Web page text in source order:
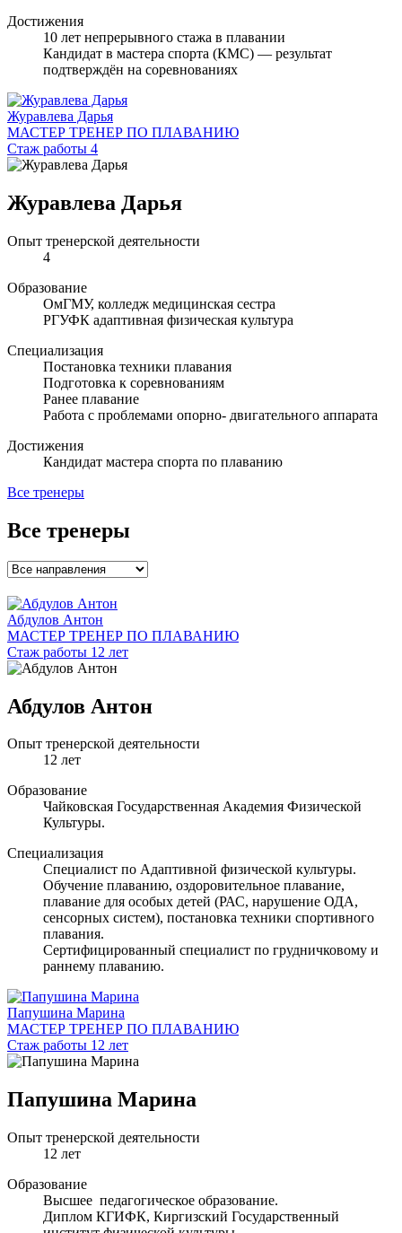
Достижения
10 лет непрерывного стажа в плавании
Кандидат в мастера спорта (КМС) — результат
подтверждён на соревнованиях
Журавлева Дарья
МАСТЕР ТРЕНЕР ПО ПЛАВАНИЮ
Стаж работы 4
Журавлева Дарья
Опыт тренерской деятельности
4
Образование
ОмГМУ, колледж медицинская сестра
РГУФК адаптивная физическая культура
Специализация
Постановка техники плавания
Подготовка к соревнованиям
Ранее плавание
Работа с проблемами опорно- двигательного аппарата
Достижения
Кандидат мастера спорта по плаванию
Все тренеры
Все тренеры
Абдулов Антон
МАСТЕР ТРЕНЕР ПО ПЛАВАНИЮ
Стаж работы 12 лет
Абдулов Антон
Опыт тренерской деятельности
12 лет
Образование
Чайковская Государственная Академия Физической
Культуры.
Специализация
Специалист по Адаптивной физической культуры.
Обучение плаванию, оздоровительное плавание,
плавание для особых детей (РАС, нарушение ОДА,
сенсорных систем), постановка техники спортивного
плавания.
Сертифицированный специалист по грудничковому и
раннему плаванию.
Папушина Марина
МАСТЕР ТРЕНЕР ПО ПЛАВАНИЮ
Стаж работы 12 лет
Папушина Марина
Опыт тренерской деятельности
12 лет
Образование
Высшее педагогическое образование.
Диплом КГИФК, Киргизский Государственный